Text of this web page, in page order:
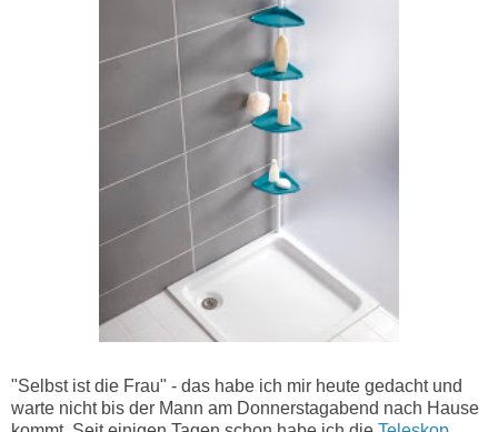
"Selbst ist die Frau" - das habe ich mir heute gedacht und
warte nicht bis der Mann am Donnerstagabend nach Hause